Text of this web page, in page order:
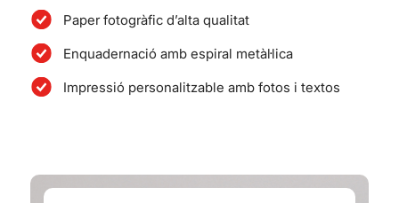
Paper fotogràfic d’alta qualitat
Enquadernació amb espiral metàl·lica
Impressió personalitzable amb fotos i textos